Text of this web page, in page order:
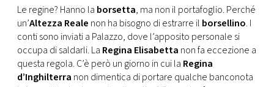
CONSIGLIA
Le regine? Hanno la borsetta, ma non il portafoglio. Perché
un’Altezza Reale non ha bisogno di estrarre il borsellino. I
conti sono inviati a Palazzo, dove l’apposito personale si
occupa di saldarli. La Regina Elisabetta non fa eccezione a
questa regola. C’è però un giorno in cui la Regina
d’Inghilterra non dimentica di portare qualche banconota